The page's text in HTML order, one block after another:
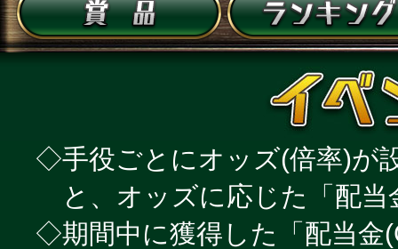
◇手役ごとにオッズ(倍率)が
と、オッズに応じた「配
◇期間中に獲得した「配当金